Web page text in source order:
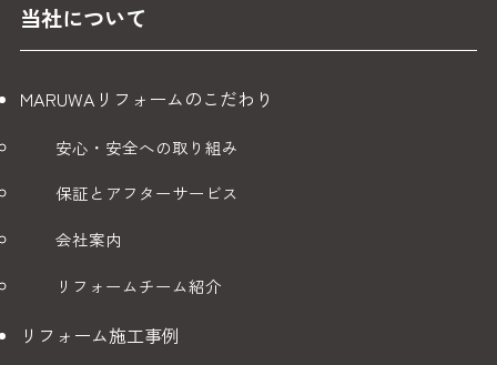
当社について
MARUWAリフォームのこだわり
安心・安全への取り組み
保証とアフターサービス
会社案内
リフォームチーム紹介
リフォーム施工事例